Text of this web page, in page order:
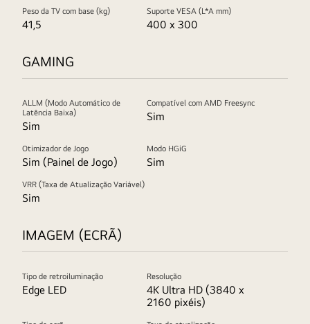
Peso da TV com base (kg)
41,5
Suporte VESA (L*A mm)
400 x 300
GAMING
ALLM (Modo Automático de
Latência Baixa)
Sim
Compatível com AMD Freesync
Sim
Otimizador de Jogo
Sim (Painel de Jogo)
Modo HGiG
Sim
VRR (Taxa de Atualização Variável)
Sim
IMAGEM (ECRÃ)
Tipo de retroiluminação
Edge LED
Resolução
4K Ultra HD (3840 x
2160 pixéis)